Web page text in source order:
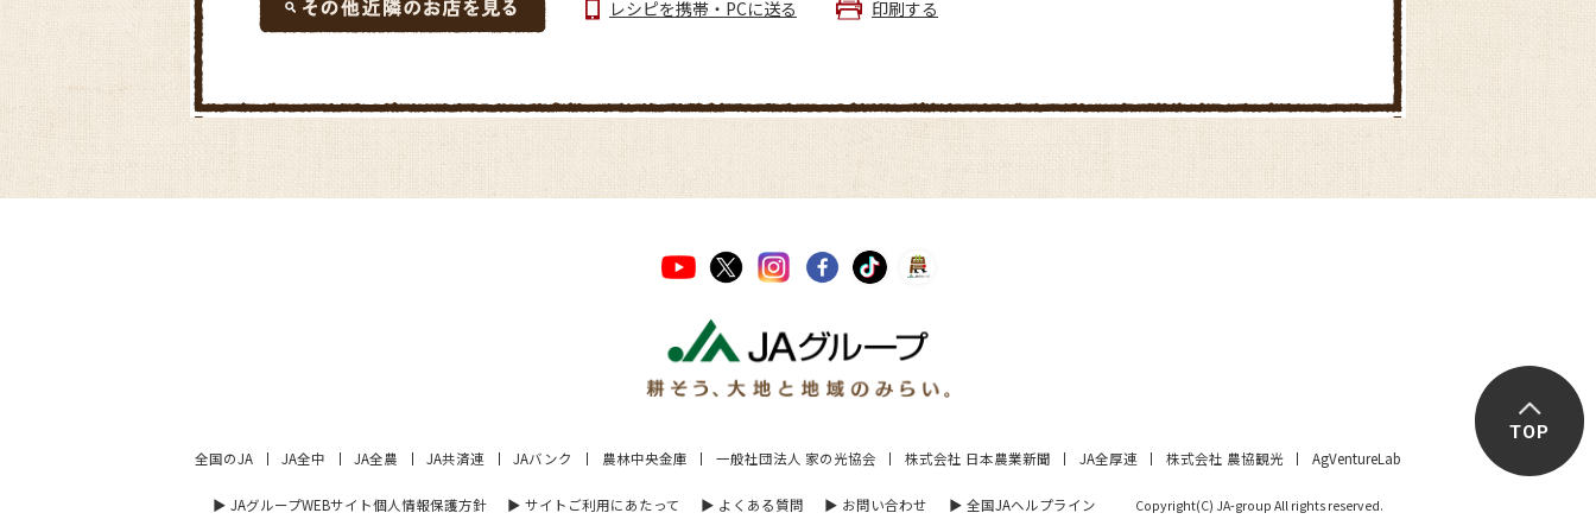
レシピを携帯・PCに送る 印刷する
全国のJA JA全中 JA全農 JA共済連 JAバンク 農林中央金庫 一般社団法人 家の光協会 株式会社 日本農業新聞 JA全厚連 株式会社 農協観光 AgVentureLab
▶︎ JAグループWEBサイト個人情報保護方針 ▶︎ サイトご利用にあたって ▶︎ よくある質問 ▶︎ お問い合わせ ▶︎ 全国JAヘルプライン Copyright(C) JA-group All rights reserved.
TOP